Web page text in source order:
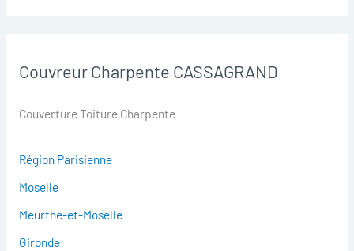
Couvreur Charpente CASSAGRAND
Couverture Toiture Charpente
Région Parisienne
Moselle
Meurthe-et-Moselle
Gironde